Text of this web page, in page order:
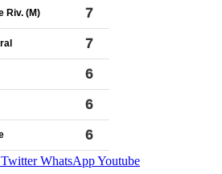
Twitter WhatsAppYoutube